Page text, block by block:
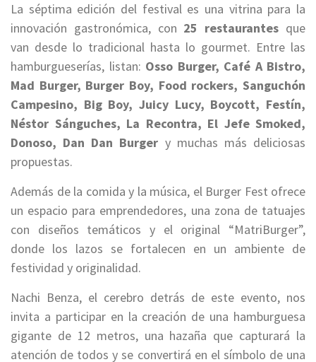
La séptima edición del festival es una vitrina para la
innovación gastronómica, con 25 restaurantes que
van desde lo tradicional hasta lo gourmet. Entre las
hamburgueserías, listan: Osso Burger, Café A Bistro,
Mad Burger, Burger Boy, Food rockers, Sanguchón
Campesino, Big Boy, Juicy Lucy, Boycott, Festín,
Néstor Sánguches, La Recontra, El Jefe Smoked,
Donoso, Dan Dan Burger y muchas más deliciosas
propuestas.
Además de la comida y la música, el Burger Fest ofrece
un espacio para emprendedores, una zona de tatuajes
con diseños temáticos y el original “MatriBurger”,
donde los lazos se fortalecen en un ambiente de
festividad y originalidad.
Nachi Benza, el cerebro detrás de este evento, nos
invita a participar en la creación de una hamburguesa
gigante de 12 metros, una hazaña que capturará la
atención de todos y se convertirá en el símbolo de una